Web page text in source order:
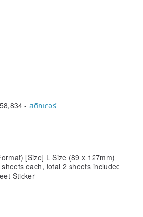
-สติกเกอร์
[Size] L Size (89 x 127mm)
each, total 2 sheets included
Sticker